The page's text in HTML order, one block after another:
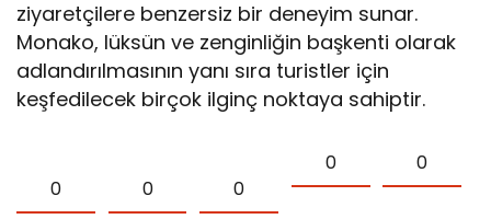
ziyaretçilere benzersiz bir deneyim sunar.
Monako, lüksün ve zenginliğin başkenti olarak
adlandırılmasının yanı sıra turistler için
keşfedilecek birçok ilginç noktaya sahiptir.
0 0 0
0 0